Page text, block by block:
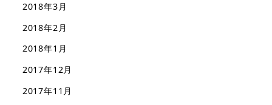
2018年3月
2018年2月
2018年1月
2017年12月
2017年11月